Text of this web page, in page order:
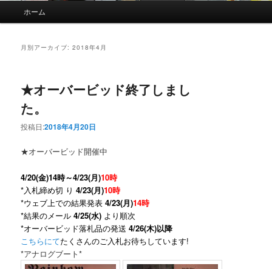
メインコンテンツへ移動
サブコンテンツへ移動
ホーム
月別アーカイブ:2018年4月
★オーバービッド終了しまし
た。
投稿日:2018年4月20日
★オーバービッド開催中
4/20(金)14時～4/23(月)10時
*入札締め切 り4/23(月)10時
*ウェブ上での結果発表4/23(月)14時
*結果のメール4/25(水) より順次
*オーバービッド落札品の発送4/26(木)以降
こちらにてたくさんのご入札お待ちしています!
*アナログブート*